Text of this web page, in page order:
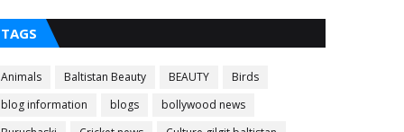
TAGS
Animals Baltistan Beauty BEAUTY
Birds
blog information
blogs
bollywood news